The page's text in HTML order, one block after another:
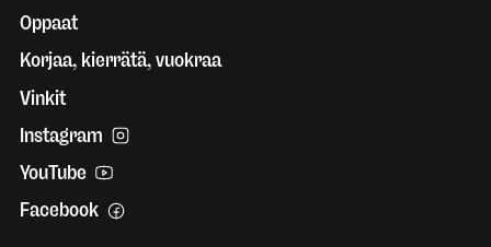
Oppaat
Korjaa, kierrätä, vuokraa
Vinkit
Instagram
YouTube
Facebook